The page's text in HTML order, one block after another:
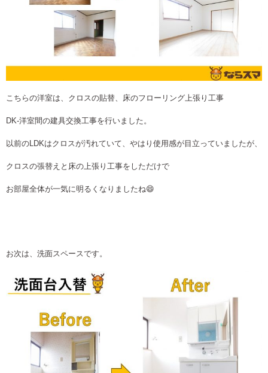
こちらの洋室は、クロスの貼替、床のフローリング上張り工事
DK-洋室間の建具交換工事を行いました。
以前のLDKはクロスが汚れていて、やはり使用感が目立っていましたが、
クロスの張替えと床の上張り工事をしただけで
お部屋全体が一気に明るくなりましたね😄
お次は、洗面スペースです。